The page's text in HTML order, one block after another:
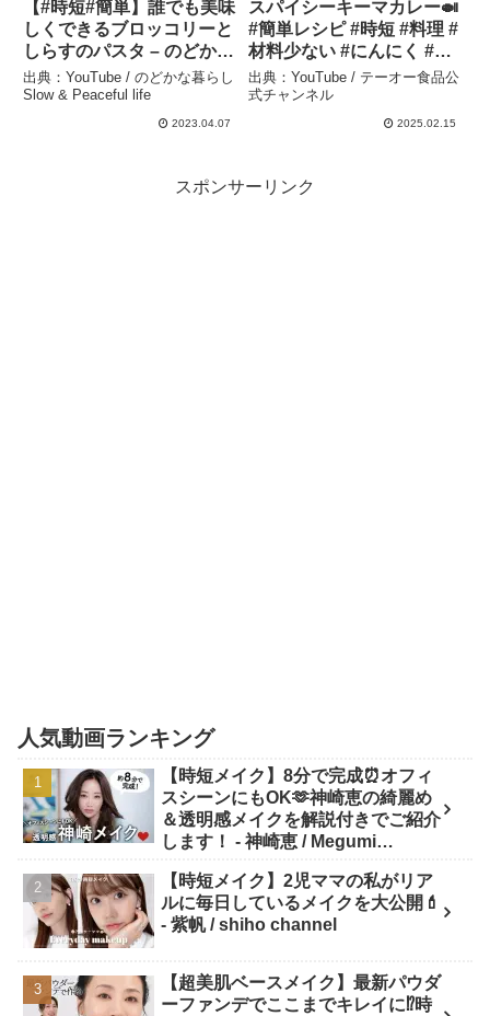
【#時短#簡単】誰でも美味
しくできるブロッコリーと
しらすのパスタ – のどかな
暮らし Slow & Peaceful
life
出典：YouTube / のどかな暮らし
Slow & Peaceful life
2023.04.07
スパイシーキーマカレー🍛
#簡単レシピ #時短 #料理 #
材料少ない #にんにく #キ
ーマカレー #スパイス
#spicy #カレー #ガーリッ
ク #業務用 #おうちごはん
出典：YouTube / テーオー食品公
式チャンネル
2025.02.15
スポンサーリンク
人気動画ランキング
【時短メイク】8分で完成⏰オフィ
スシーンにもOK🫶神崎恵の綺麗め
＆透明感メイクを解説付きでご紹介
します！ - 神崎恵 / Megumi
【時短メイク】2児ママの私がリア
ルに毎日しているメイクを大公開💄
- 紫帆 / shiho channel
【超美肌ベースメイク】最新パウダ
ーファンデでここまでキレイに⁉️時